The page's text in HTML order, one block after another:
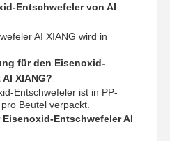
Entschwefeler von AI
AI XIANG wird in
für den Eisenoxid-
XIANG?
Entschwefeler ist in PP-
Beutel verpackt.
Entschwefeler AI